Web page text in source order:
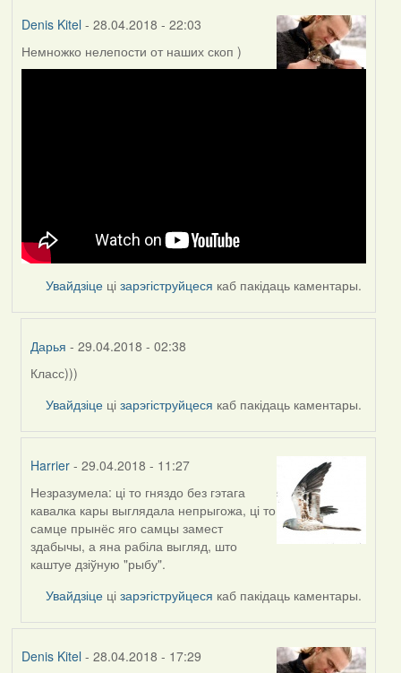
Denis Kitel - 28.04.2018 - 22:03
Немножко нелепости от наших скоп )
Увайдзіце цізарэгіструйцеся каб пакідаць каментары.
Дарья - 29.04.2018 - 02:38
In
reply
by
Kitel
Класс)))
Увайдзіце цізарэгіструйцеся каб пакідаць каментары.
Harrier - 29.04.2018 - 11:27
In
reply
to
by
Denis
Kitel
Незразумела: ці то гняздо без гэтага
кавалка кары выглядала непрыгожа, ці то
самце прынёс яго самцы замест
здабычы, а яна рабіла выгляд, што
каштуе дзіўную "рыбу".
Увайдзіце цізарэгіструйцеся каб пакідаць каментары.
Denis Kitel - 28.04.2018 - 17:29